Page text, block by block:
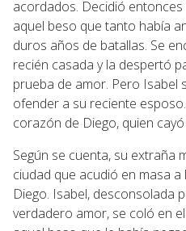
acordados. Decidió
aquel beso que tanto había
duros años de batallas. Se
recién casada y la despertó
prueba de amor. Pero Isabel
ofender a su reciente
corazón de Diego, quien
Según se cuenta, su extraña
ciudad que acudió en masa
Diego. Isabel, desconsolada
verdadero amor, se coló en